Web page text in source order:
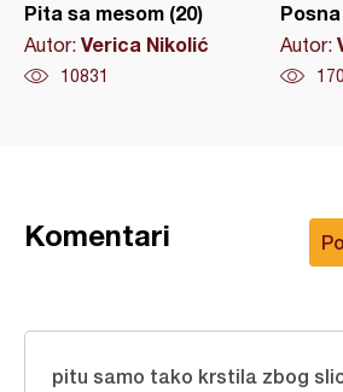
Pita sa mesom (20)
Autor: Verica Nikolić
10831
Autor:
Komentari
pitu samo tako krstila zbog